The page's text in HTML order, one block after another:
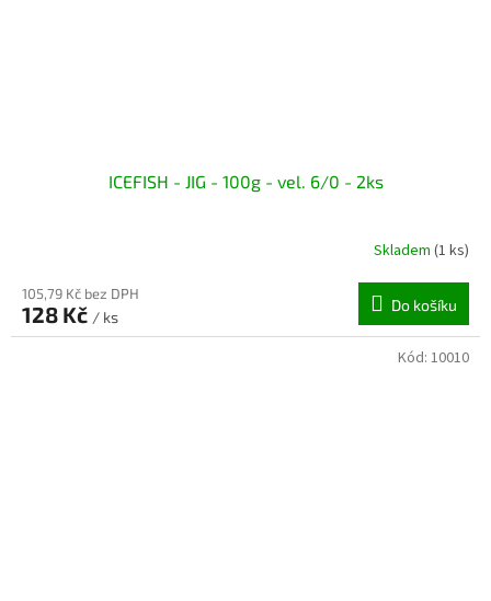
ICEFISH - JIG - 100g - vel. 6/0 - 2ks
Skladem (1 ks)
105,79 Kč bez DPH
128 Kč / ks
Do košíku
Kód: 10010